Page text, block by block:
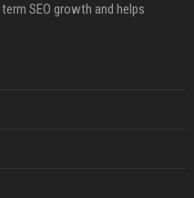
SEO growth and helps